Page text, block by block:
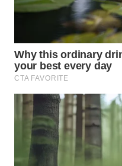
UTARA
WN
SAMOSIR
PADANG
LAWAS
WN
SUMEDANG